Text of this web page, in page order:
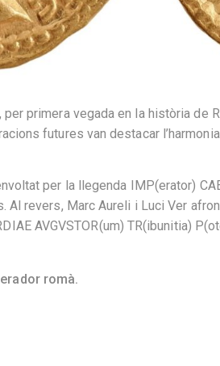
per primera vegada en la història de
futures van destacar
per la llegenda IMP(erator)
Al revers, Marc Aureli i Luci Ver
AVGVSTOR(um) TR(ibunitia)
romà.